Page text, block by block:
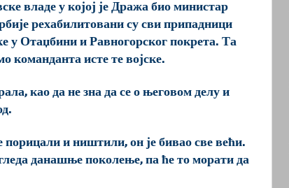
владе у којој је Дража био министар
рехабилитовани су сви припадници
у Отаџбини и Равногорског покрета. Та
команданта исте те војске.
као да не зна да се о његовом делу и
и ништили, он је бивао све већи.
данашње поколење, па ће то морати да